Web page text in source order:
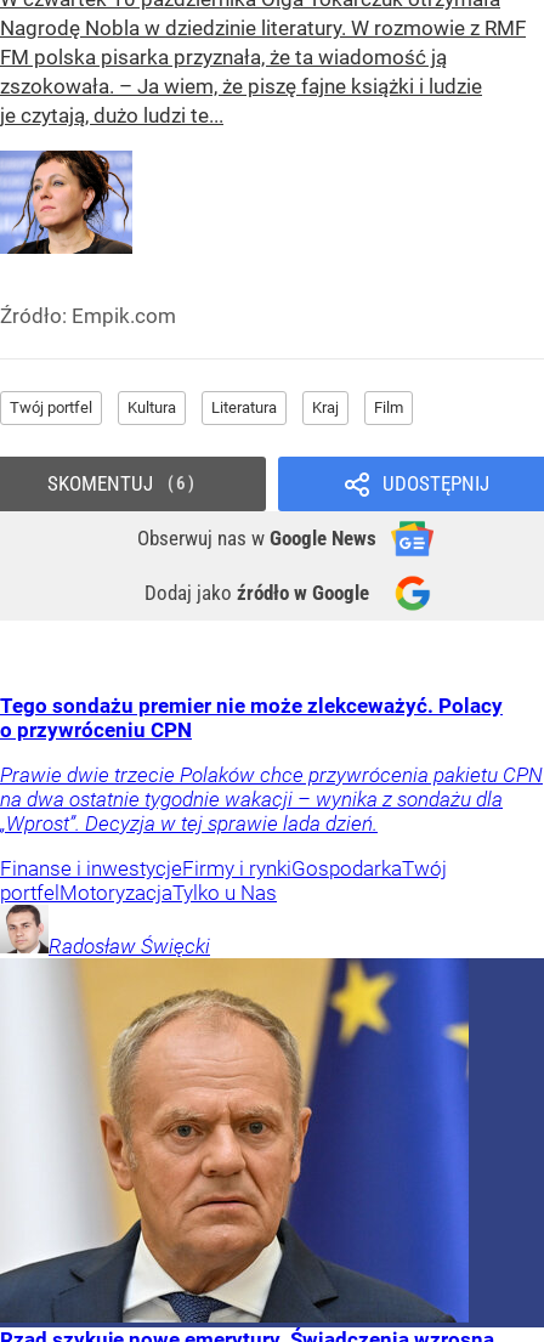
Nagrodę Nobla w dziedzinie literatury. W rozmowie z RMF
FM polska pisarka przyznała, że ta wiadomość ją
zszokowała. – Ja wiem, że piszę fajne książki i ludzie
je czytają, dużo ludzi te...
Źródło: Empik.com
Twój portfel Kultura Literatura Kraj Film
UDOSTĘPNIJ
Obserwuj nas w Google News
Dodaj jako źródło w Google
SKOMENTUJ 6
Tego sondażu premier nie może zlekceważyć. Polacy
o przywróceniu CPN
Prawie dwie trzecie Polaków chce przywrócenia pakietu CPN
na dwa ostatnie tygodnie wakacji – wynika z sondażu dla
„Wprost”. Decyzja w tej sprawie lada dzień.
Finanse i inwestycjeFirmy i rynkiGospodarkaTwój
portfelMotoryzacjaTylko u Nas
Radosław Święcki